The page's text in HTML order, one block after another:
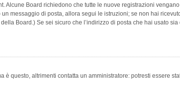
Board richiedono che tutte le nuove registrazioni
messaggio di posta, allora segui le istruzioni; se non hai
Board.) Se sei sicuro che l’indirizzo di posta che hai usato
questo, altrimenti contatta un amministratore: potresti essere